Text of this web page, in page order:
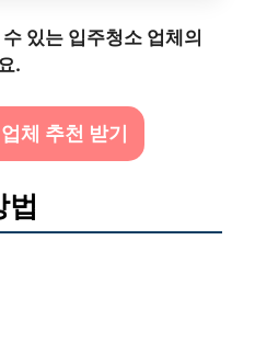
있는 입주청소 업체의
.
체 추천 받기
법